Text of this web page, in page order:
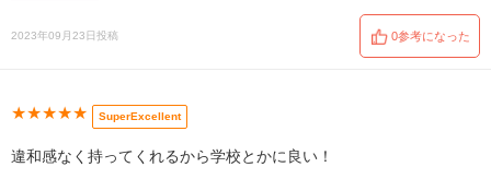
2023年09月23日投稿 0参考になった
★★★★★ SuperExcellent
違和感なく持ってくれるから学校とかに良い！